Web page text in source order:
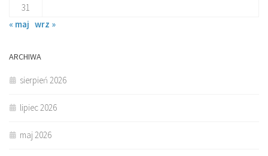
31
« maj wrz »
ARCHIWA
sierpień 2026
lipiec 2026
maj 2026